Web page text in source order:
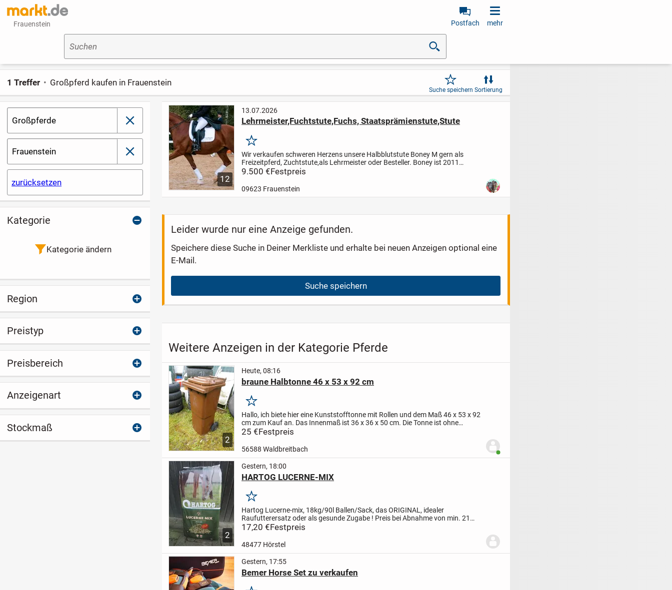
Frauenstein Postfach mehr
Suchen
Großpferde schließen
Frauenstein schließen
zurücksetzen
1 Treffer Großpferd kaufen in Frauenstein
Suche speichern Sortierung
12
13.07.2026
Lehrmeister,Fuchtstute,Fuchs, Staatsprämienstute,Stute
Merken
Wir verkaufen schweren Herzens unsere Halbblutstute Boney M gern als
Freizeitpferd, Zuchtstute,als Lehrmeister oder Besteller. Boney ist 2011
geboren und bis 2022 erfolgreich bis S** Dressur...
9.500 €Festpreis
09623 Frauenstein
Leider wurde nur eine Anzeige gefunden.
Speichere diese Suche in Deiner Merkliste und erhalte bei neuen Anzeigen optional eine
E-Mail.
Suche speichern
Weitere Anzeigen in der Kategorie Pferde
2
Heute, 08:16
braune Halbtonne 46 x 53 x 92 cm
Merken
Hallo, ich biete hier eine Kunststofftonne mit Rollen und dem Maß 46 x 53 x 92
cm zum Kauf an. Das Innenmaß ist 36 x 36 x 50 cm. Die Tonne ist ohne
Mängel, sauber, geruchsfrei und kann als Futtertonn...
25 €Festpreis
56588 Waldbreitbach Benutzer ist online
2
Gestern, 18:00
HARTOG LUCERNE-MIX
Merken
Hartog Lucerne-mix, 18kg/90l Ballen/Sack, das ORIGINAL, idealer
Raufutterersatz oder als gesunde Zugabe ! Preis bei Abnahme von min. 21
Ballen 16,90 Euro/Stück inkl. MWSt und ab Lager bei Barzahlung...
17,20 €Festpreis
48477 Hörstel
Gestern, 17:55
Bemer Horse Set zu verkaufen
Kategorie
Kategorie ändern
Region
Preistyp
Preisbereich
Anzeigenart
Stockmaß